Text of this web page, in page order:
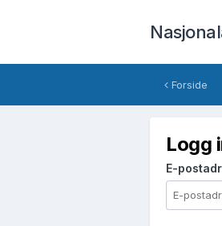
Forside
Logg
E-